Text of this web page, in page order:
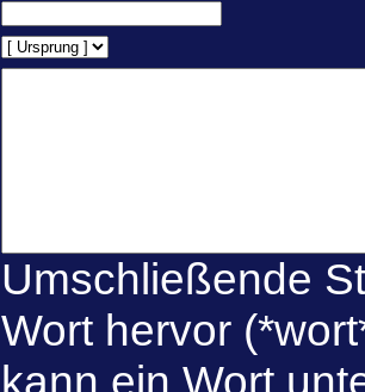
Umschließende
Wort hervor
kann ein Wort